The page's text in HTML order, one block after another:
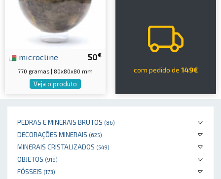
PEDRAS E MINERAIS BRUTOS (86)
DECORAÇÕES MINERAIS (625)
MINERAIS CRISTALIZADOS (549)
OBJETOS (919)
FÓSSEIS (173)
50€
microcline
770 gramas | 80x80x80 mm
Veja o produto
com pedido de 149€